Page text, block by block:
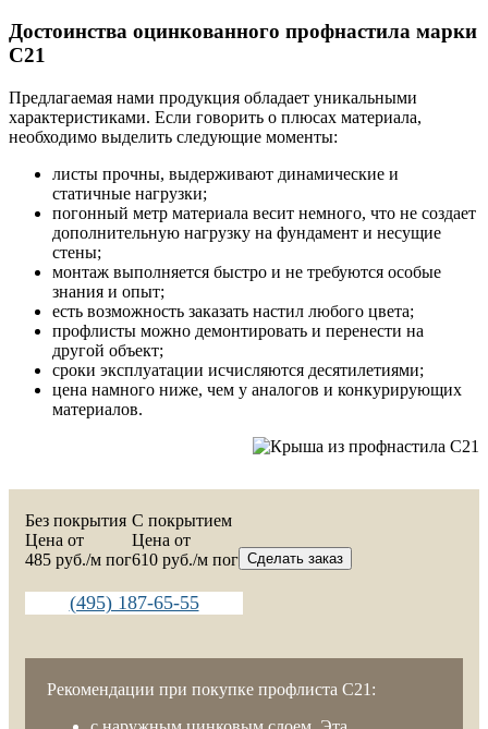
Достоинства оцинкованного профнастила марки
С21
Предлагаемая нами продукция обладает уникальными
характеристиками. Если говорить о плюсах материала,
необходимо выделить следующие моменты:
листы прочны, выдерживают динамические и
статичные нагрузки;
погонный метр материала весит немного, что не создает
дополнительную нагрузку на фундамент и несущие
стены;
монтаж выполняется быстро и не требуются особые
знания и опыт;
есть возможность заказать настил любого цвета;
профлисты можно демонтировать и перенести на
другой объект;
сроки эксплуатации исчисляются десятилетиями;
цена намного ниже, чем у аналогов и конкурирующих
материалов.
Без покрытия
Цена от
485 руб./м пог
C покрытием
Цена от
610 руб./м пог Сделать заказ
(495) 187-65-55
Рекомендации при покупке профлиста С21: